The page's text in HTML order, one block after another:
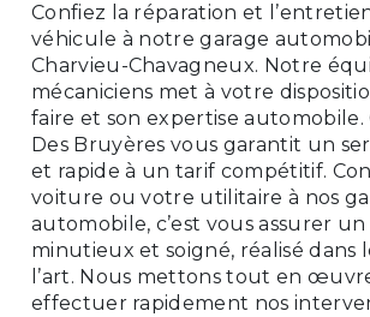
Confiez la réparation et
véhicule à notre garage
Charvieu-Chavagneux. Notre
mécaniciens met à votre
faire et son expertise
Des Bruyères vous garantit un
et rapide à un tarif compétitif.
voiture ou votre utilitaire à nos
automobile, c’est vous assurer un
minutieux et soigné, réalisé dans
l’art. Nous mettons tout en
effectuer rapidement nos